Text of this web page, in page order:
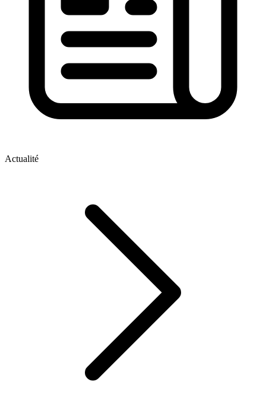
Actualité